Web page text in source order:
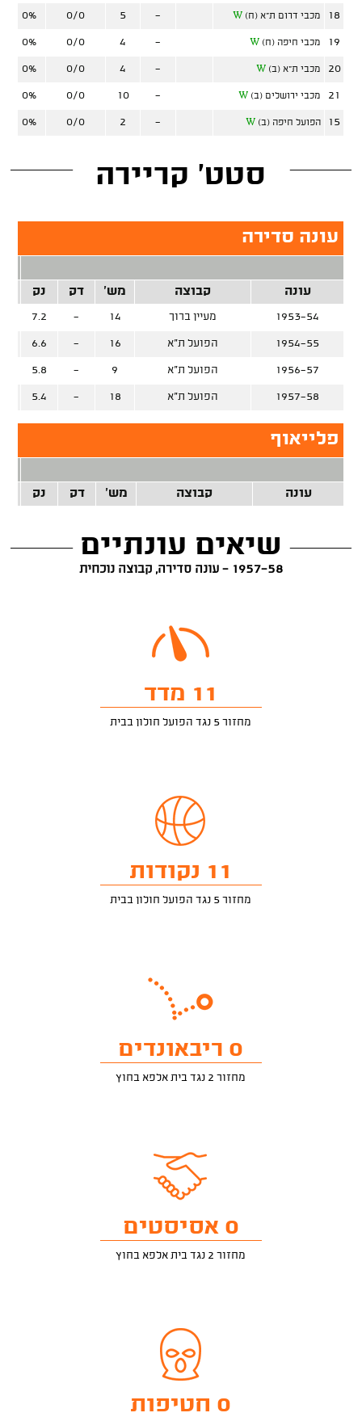
18 מכבי דרום ת"א (ח) W
-
5
0/0
0%
19 מכבי חיפה (ח) W
-
4
0/0
0%
20 מכבי ת"א (ב) W
-
4
0/0
0%
21 מכבי ירושלים (ב) W
-
10
0/0
0%
15 הפועל חיפה (ב) W
-
2
0/0
0%
סטט' קריירה
עונה סדירה
עונה
קבוצה מש' דק נק
1953-54 מעיין ברוך 14
-
7.2
1954-55 הפועל ת"א 16
-
6.6
1956-57 הפועל ת"א 9
-
5.8
1957-58 הפועל ת"א 18
-
5.4
פלייאוף
עונה
קבוצה מש' דק נק
שיאים עונתיים
1957-58 - עונה סדירה, קבוצה נוכחית
11 מדד
מחזור 5 נגד הפועל חולון בבית
11 נקודות
מחזור 5 נגד הפועל חולון בבית
0 ריבאונדים
מחזור 2 נגד בית אלפא בחוץ
0 אסיסטים
מחזור 2 נגד בית אלפא בחוץ
0 חטיפות